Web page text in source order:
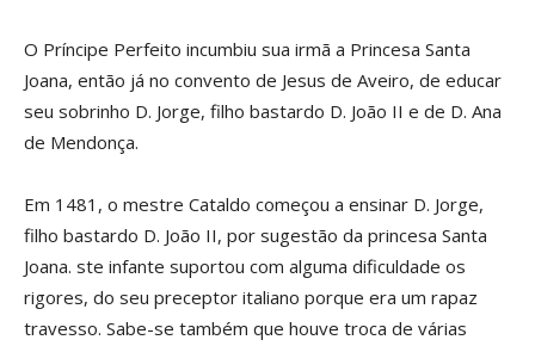
O Príncipe Perfeito incumbiu sua irmã a Princesa Santa
Joana, então já no convento de Jesus de Aveiro, de educar
seu sobrinho D. Jorge, filho bastardo D. João II e de D. Ana
de Mendonça.
Em 1481, o mestre Cataldo começou a ensinar D. Jorge,
filho bastardo D. João II, por sugestão da princesa Santa
Joana. ste infante suportou com alguma dificuldade os
rigores, do seu preceptor italiano porque era um rapaz
travesso. Sabe-se também que houve troca de várias